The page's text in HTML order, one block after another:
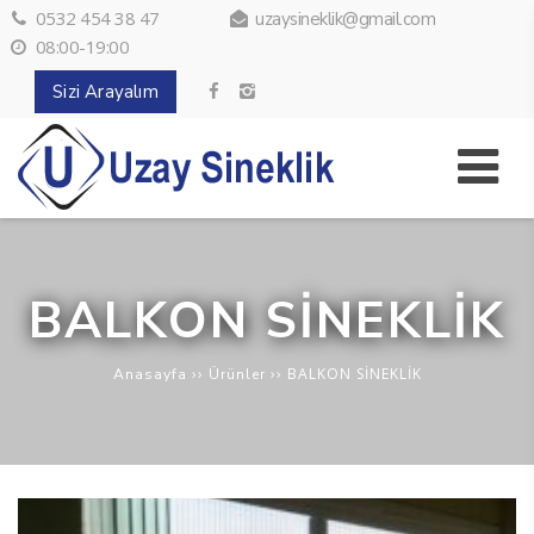
0532 454 38 47
uzaysineklik@gmail.com
08:00-19:00
Sizi Arayalım
BALKON SİNEKLİK
Anasayfa ›› Ürünler ›› BALKON SİNEKLİK